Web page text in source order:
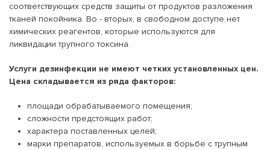
соответствующих средств защиты от продуктов разложения
тканей покойника. Во - вторых, в свободном доступе нет
химических реагентов, которые используются для
ликвидации трупного токсина.
Услуги дезинфекции не имеют четких установленных цен.
Цена складывается из ряда факторов:
площади обрабатываемого помещения;
сложности предстоящих работ;
характера поставленных целей;
марки препаратов, используемых в борьбе с трупным